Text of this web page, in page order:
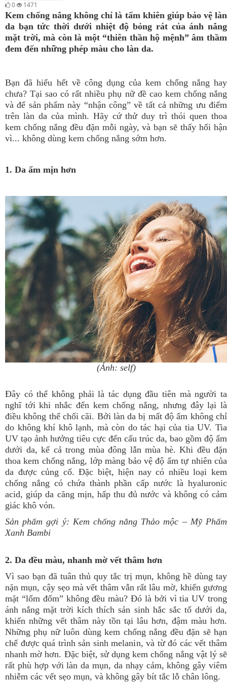
0
1471
Kem chống nắng không chỉ là tấm khiên giúp bảo vệ làn
da bạn tức thời dưới nhiệt độ bỏng rát của ánh nắng
mặt trời, mà còn là một “thiên thần hộ mệnh” âm thầm
đem đến những phép màu cho làn da.
Bạn đã hiểu hết về công dụng của kem chống nắng hay
chưa? Tại sao có rất nhiều phụ nữ đề cao kem chống nắng
và để sản phẩm này “nhận công” về tất cả những ưu điểm
trên làn da của mình. Hãy cứ thử duy trì thói quen thoa
kem chống nắng đều đặn mỗi ngày, và bạn sẽ thấy hối hận
vì... không dùng kem chống nắng sớm hơn.
1. Da ẩm mịn hơn
(Ảnh: self)
Đây có thể không phải là tác dụng đầu tiên mà người ta
nghĩ tới khi nhắc đến kem chống nắng, nhưng đây lại là
điều không thể chối cãi. Bởi làn da bị mất độ ẩm không chỉ
do không khí khô lạnh, mà còn do tác hại của tia UV. Tia
UV tạo ảnh hưởng tiêu cực đến cấu trúc da, bao gồm độ ẩm
dưới da, kể cả trong mùa đông lẫn mùa hè. Khi đều đặn
thoa kem chống nắng, lớp màng bảo vệ độ ẩm tự nhiên của
da được củng cố. Đặc biệt, hiện nay có nhiều loại kem
chống nắng có chứa thành phần cấp nước là hyaluronic
acid, giúp da căng mịn, hấp thu đủ nước và không có cảm
giác khô vón.
Sản phẩm gợi ý: Kem chống nắng Thảo mộc – Mỹ Phẩm
Xanh Bambi
2. Da đều màu, nhanh mờ vết thâm hơn
Vì sao bạn đã tuân thủ quy tắc trị mụn, không hề dùng tay
nặn mụn, cậy sẹo mà vết thâm vẫn rất lâu mờ, khiến gương
mặt “lốm đốm” không đều màu? Đó là bởi vì tia UV trong
ánh nắng mặt trời kích thích sản sinh hắc sắc tố dưới da,
khiến những vết thâm này tồn tại lâu hơn, đậm màu hơn.
Những phụ nữ luôn dùng kem chống nắng đều đặn sẽ hạn
chế được quá trình sản sinh melanin, và từ đó các vết thâm
nhanh mờ hơn. Đặc biệt, sử dụng kem chống nắng vật lý sẽ
rất phù hợp với làn da mụn, da nhạy cảm, không gây viêm
nhiễm các vết sẹo mụn, và không gây bít tắc lỗ chân lông.